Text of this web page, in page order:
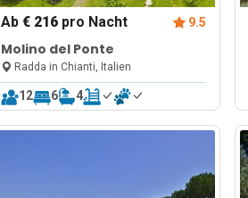
Ab € 216pro Nacht 9.5
Molino del Ponte
Radda in Chianti, Italien
12 6 4